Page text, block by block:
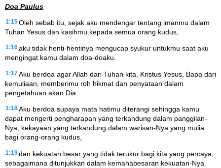
Doa Paulus
1:15Oleh sebab itu, sejak aku mendengar tentang imanmu dalam
Tuhan Yesus dan kasihmu kepada semua orang kudus,
1:16aku tidak henti-hentinya mengucap syukur untukmu saat aku
mengingat kamu dalam doa-doaku.
1:17Aku berdoa agar Allah dari Tuhan kita, Kristus Yesus, Bapa dari
kemuliaan, memberimu roh hikmat dan penyataan dalam
pengetahuan akan Dia.
1:18Aku berdoa supaya mata hatimu diterangi sehingga kamu
dapat mengerti pengharapan yang terkandung dalam panggilan-
Nya, kekayaan yang terkandung dalam warisan-Nya yang mulia
bagi orang-orang kudus,
1:19dan kekuatan besar yang tidak terukur bagi kita yang percaya,
sebagaimana ditunjukkan dalam kemahabesaran kekuatan-Nya.